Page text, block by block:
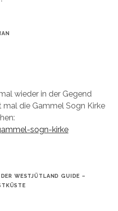
wieder in der Gegend
die Gammel Sogn Kirke
sogn-kirke
WESTJÜTLAND GUIDE –